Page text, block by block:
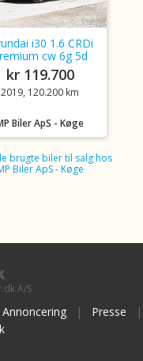
i30 1.6 CRDi
cw 6g 5d
kr 119.700
2019, 120.200 km
Biler ApS - Køge
brugte biler til salg hos
Biler ApS - Køge
A/S
Annoncering | Presse
|